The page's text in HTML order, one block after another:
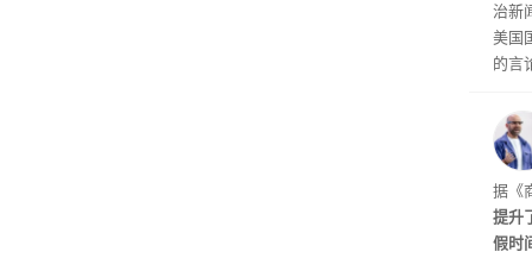
易预
治新
美国
的言
I行业
联邦
员已
其中
提交
是
据《
提升
假时